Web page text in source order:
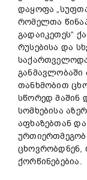
დაყოფა
რომელთა
გადაიკეთეს“
რუსებისა და
განმავლობაში
თანხმობით
სწორედ მაშინ
სომხებისა
აფხაზებთან
ცხოვრობდნენ,
ქორწინებებია.